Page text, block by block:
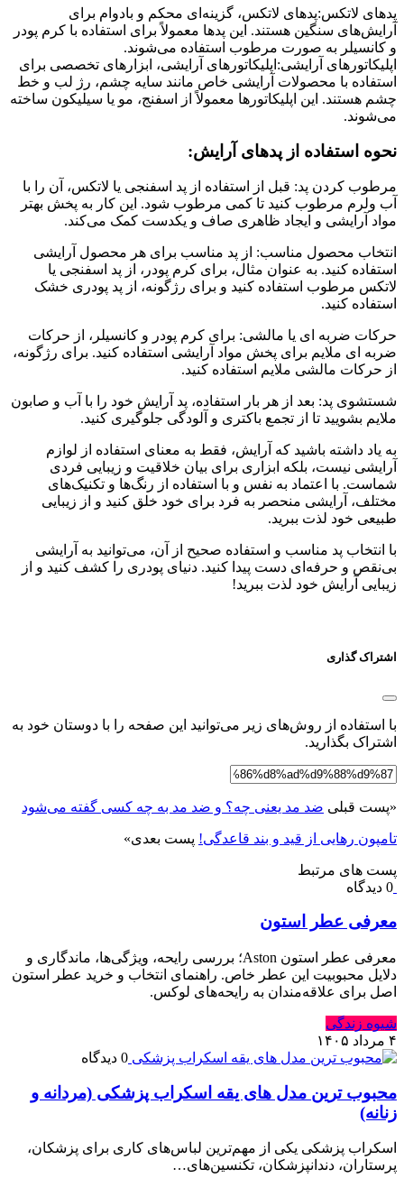
پدهای لاتکس:پدهای لاتکس، گزینه‌ای محکم و بادوام برای
آرایش‌های سنگین هستند. این پدها معمولاً برای استفاده با کرم پودر
و کانسیلر به صورت مرطوب استفاده می‌شوند.
اپلیکاتورهای آرایشی:اپلیکاتورهای آرایشی، ابزارهای تخصصی برای
استفاده با محصولات آرایشی خاص مانند سایه چشم، رژ لب و خط
چشم هستند. این اپلیکاتورها معمولاً از اسفنج، مو یا سیلیکون ساخته
می‌شوند.
نحوه استفاده از پدهای آرایش:
مرطوب کردن پد: قبل از استفاده از پد اسفنجی یا لاتکس، آن را با
آب ولرم مرطوب کنید تا کمی مرطوب شود. این کار به پخش بهتر
مواد آرایشی و ایجاد ظاهری صاف و یکدست کمک می‌کند.
انتخاب محصول مناسب: از پد مناسب برای هر محصول آرایشی
استفاده کنید. به عنوان مثال، برای کرم پودر، از پد اسفنجی یا
لاتکس مرطوب استفاده کنید و برای رژگونه، از پد پودری خشک
استفاده کنید.
حرکات ضربه ای یا مالشی: برای کرم پودر و کانسیلر، از حرکات
ضربه ای ملایم برای پخش مواد آرایشی استفاده کنید. برای رژگونه،
از حرکات مالشی ملایم استفاده کنید.
شستشوی پد: بعد از هر بار استفاده، پد آرایش خود را با آب و صابون
ملایم بشویید تا از تجمع باکتری و آلودگی جلوگیری کنید.
به یاد داشته باشید که آرایش، فقط به معنای استفاده از لوازم
آرایشی نیست، بلکه ابزاری برای بیان خلاقیت و زیبایی فردی
شماست. با اعتماد به نفس و با استفاده از رنگ‌ها و تکنیک‌های
مختلف، آرایشی منحصر به فرد برای خود خلق کنید و از زیبایی
طبیعی خود لذت ببرید.
با انتخاب پد مناسب و استفاده صحیح از آن، می‌توانید به آرایشی
بی‌نقص و حرفه‌ای دست پیدا کنید. دنیای پودری را کشف کنید و از
زیبایی آرایش خود لذت ببرید!
اشتراک گذاری
با استفاده از روش‌های زیر می‌توانید این صفحه را با دوستان خود به
اشتراک بگذارید.
«پست قبلی ضد مد یعنی چه؟ و ضد مد به چه کسی گفته می‌شود
تامپون رهایی از قید و بند قاعدگی! پست بعدی»
پست های مرتبط
0 دیدگاه
معرفی عطر استون
معرفی عطر استون Aston؛ بررسی رایحه، ویژگی‌ها، ماندگاری و
دلایل محبوبیت این عطر خاص. راهنمای انتخاب و خرید عطر استون
اصل برای علاقه‌مندان به رایحه‌های لوکس.
شیوه زندگی
۴ مرداد ۱۴۰۵
0 دیدگاه
محبوب ترین مدل های یقه اسکراب پزشکی (مردانه و
زنانه)
اسکراب پزشکی یکی از مهم‌ترین لباس‌های کاری برای پزشکان،
پرستاران، دندانپزشکان، تکنسین‌های…